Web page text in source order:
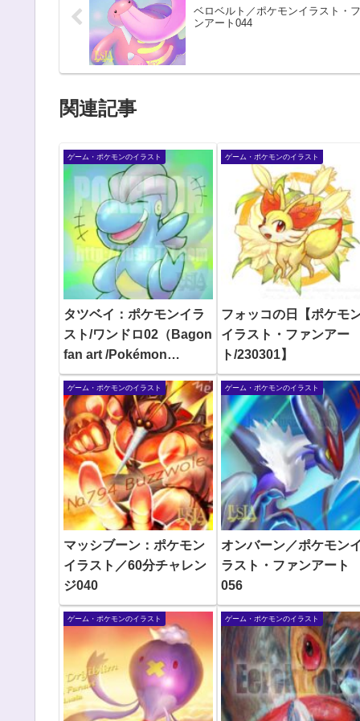
ベロベルト／ポケモンイラスト・
ンアート044
関連記事
ゲーム・ポケモンのイラスト
タツベイ：ポケモンイラ
スト/ワンドロ02（Bagon
fan art /Pokémon
illustration）
ゲーム・ポケモンのイラスト
フォッコの日【ポケモ
イラスト・ファンアー
ト/230301】
ゲーム・ポケモンのイラスト
マッシブーン：ポケモン
イラスト／60分チャレン
ジ040
ゲーム・ポケモンのイラスト
オンバーン／ポケモン
ラスト・ファンアート
056
ゲーム・ポケモンのイラスト ゲーム・ポケモンのイラスト